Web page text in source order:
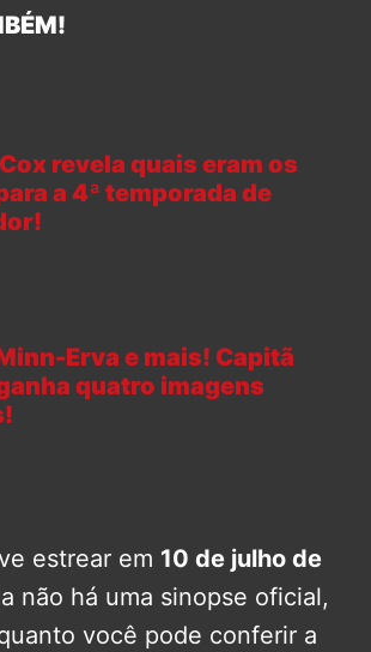
revela quais eram os
a 4ª temporada de
Erva e mais! Capitã
quatro imagens
estrear em 10 de julho de
não há uma sinopse oficial,
você pode conferir a